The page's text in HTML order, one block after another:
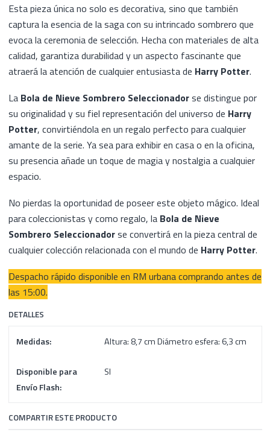
Esta pieza única no solo es decorativa, sino que también
captura la esencia de la saga con su intrincado sombrero que
evoca la ceremonia de selección. Hecha con materiales de alta
calidad, garantiza durabilidad y un aspecto fascinante que
atraerá la atención de cualquier entusiasta de Harry Potter.
La Bola de Nieve Sombrero Seleccionadorse distingue por
su originalidad y su fiel representación del universo de Harry
Potter, convirtiéndola en un regalo perfecto para cualquier
amante de la serie. Ya sea para exhibir en casa o en la oficina,
su presencia añade un toque de magia y nostalgia a cualquier
espacio.
No pierdas la oportunidad de poseer este objeto mágico. Ideal
para coleccionistas y como regalo, la Bola de Nieve
Sombrero Seleccionadorse convertirá en la pieza central de
cualquier colección relacionada con el mundo de Harry Potter.
Despacho rápido disponible en RM urbana comprando antes de
las 15:00.
DETALLES
Medidas: Altura: 8,7 cm Diámetro esfera: 6,3 cm
Disponible para
Envío Flash:
SI
COMPARTIR ESTE PRODUCTO